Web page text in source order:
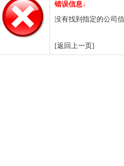
错误信息↓
没有找到指定的公司
[返回上一页]